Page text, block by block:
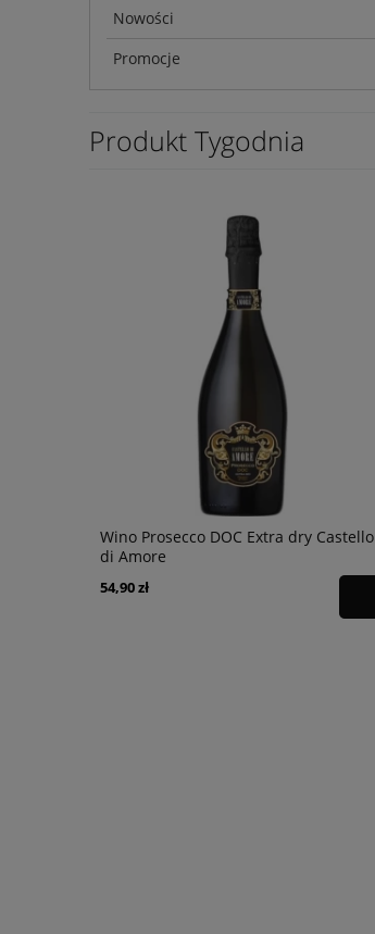
Nowości
Promocje
Produkt Tygodnia
Wino Prosecco DOC Extra dry Castello
di Amore
54,90 zł